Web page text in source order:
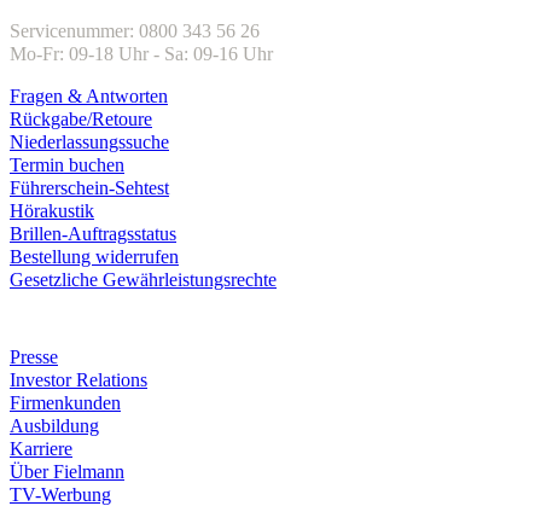
Servicenummer: 0800 343 56 26
Mo-Fr: 09-18 Uhr - Sa: 09-16 Uhr
Fragen & Antworten
Rückgabe/Retoure
Niederlassungssuche
Termin buchen
Führerschein-Sehtest
Hörakustik
Brillen-Auftragsstatus
Bestellung widerrufen
Gesetzliche Gewährleistungsrechte
Presse
Investor Relations
Firmenkunden
Ausbildung
Karriere
Über Fielmann
TV-Werbung